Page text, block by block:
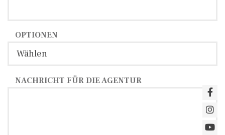
OPTIONEN
NACHRICHT FÜR DIE AGENTUR